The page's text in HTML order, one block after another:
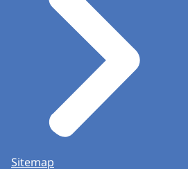
Sitemap